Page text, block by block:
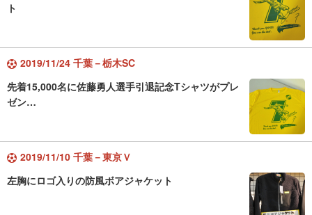
ト
2019/11/24 千葉－栃木SC
先着15,000名に佐藤勇人選手引退記念Tシャツがプレ
ゼン…
2019/11/10 千葉－東京Ｖ
左胸にロゴ入りの防風ボアジャケット